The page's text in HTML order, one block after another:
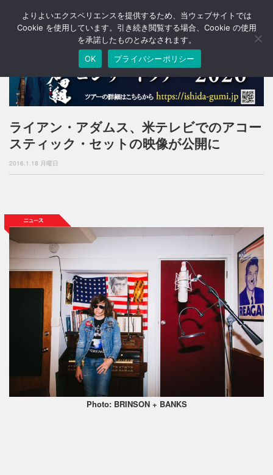
T
o
a
v
o
ライアン・アダムス、米テレビでのアコー
スティック・セットの映像が公開に
2016.1.18 月曜日
Photo: BRINSON + BANKS
よりよいエクスペリエンスを提供するため、当ウェブサイトでは
Cookie を使用しています。引き続き閲覧する場合、Cookie の使用
を承諾したものとみなされます。
OK
プライバシーポリシー